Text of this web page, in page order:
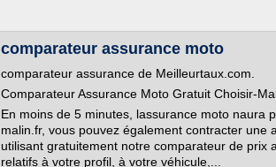
comparateur assurance moto
comparateur assurance de Meilleurtaux.com.
Comparateur Assurance Moto Gratuit Choisir-
En moins de 5 minutes, lassurance moto naura
malin.fr, vous pouvez également contracter une
utilisant gratuitement notre comparateur de prix
relatifs à votre profil, à votre véhicule,...